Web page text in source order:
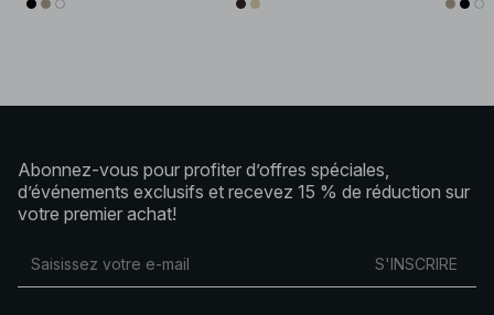
Abonnez-vous pour profiter d’offres spéciales,
d’événements exclusifs et recevez 15 % de réduction sur
votre premier achat!
S'INSCRIRE